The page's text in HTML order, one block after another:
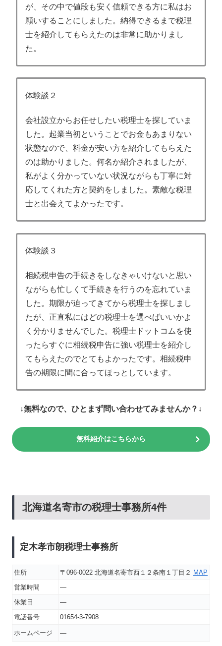
が、その中で値段も安く信頼できる方に私はお
願いすることにしました。納得できるまで税理
士を紹介してもらえたのは非常に助かりまし
た。
体験談２
会社設立からお任せしたい税理士を探していま
した。起業当初ということでお金もあまりない
状態なので、料金が安い方を紹介してもらえた
のは助かりました。何名か紹介されましたが、
私がよく分かっていない状況ながらも丁寧に対
応してくれた方と契約をしました。素敵な税理
士と出会えてよかったです。
体験談３
相続税申告の手続きをしなきゃいけないと思い
ながらも忙しくて手続きを行うのを忘れていま
した。期限が迫ってきてから税理士を探しまし
たが、正直私にはどの税理士を選べばいいかよ
く分かりませんでした。税理士ドットコムを使
ったらすぐに相続税申告に強い税理士を紹介し
てもらえたのでとてもよかったです。相続税申
告の期限に間に合ってほっとしています。
↓無料なので、ひとまず問い合わせてみませんか？↓
無料紹介はこちらから
北海道名寄市の税理士事務所4件
定木孝市朗税理士事務所
住所 〒096-0022 北海道名寄市西１２条南１丁目２ MAP
営業時間
―
休業日
―
電話番号
01654-3-7908
ホームページ ―